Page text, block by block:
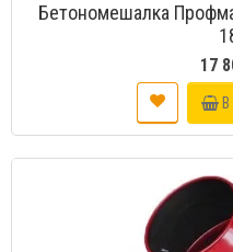
Бетономешалка
17
В